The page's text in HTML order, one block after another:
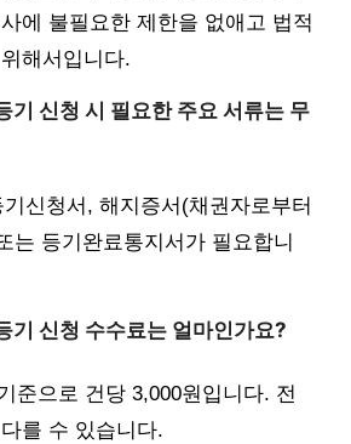
에 불필요한 제한을 없애고 법적
해서입니다.
기 신청 시 필요한 주요 서류는 무
신청서, 해지증서(채권자로부터
는 등기완료통지서가 필요합니
기 신청 수수료는 얼마인가요?
준으로 건당 3,000원입니다. 전
를 수 있습니다.